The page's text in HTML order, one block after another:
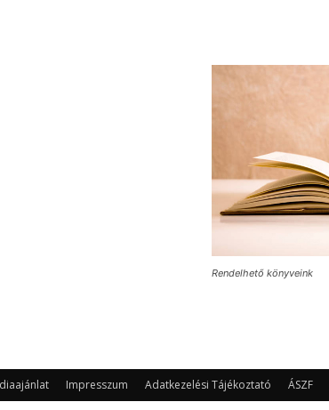
Rendelhető könyveink
Impresszum Adatkezelési Tájékoztató ÁSZF